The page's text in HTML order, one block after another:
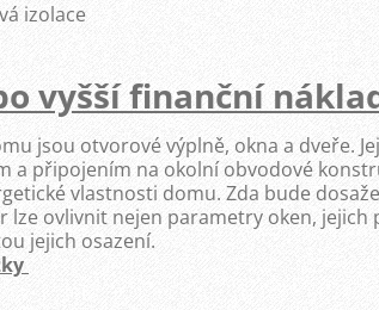
izolace
vyšší finanční
jsou otvorové výplně, okna a dveře.
a připojením na okolní obvodové
vlastnosti domu. Zda bude
lze ovlivnit nejen parametry oken,
jejich osazení.